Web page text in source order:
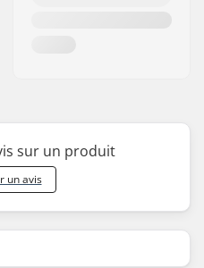
sur un produit
un avis